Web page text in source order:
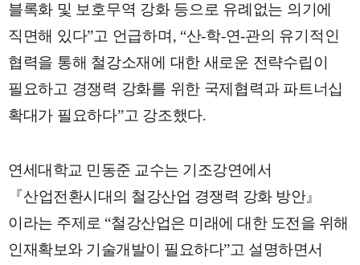
블록화 및 보호무역 강화 등으로 유례없는 의기에
직면해 있다”고 언급하며 , “산-학-연-관의 유기적인
협력을 통해 철강소재에 대한 새로운 전략수립이
필요하고 경쟁력 강화를 위한 국제협력과 파트너십
확대가 필요하다”고 강조했다.
연세대학교 민동준 교수는 기조강연에서
『산업전환시대의 철강산업 경쟁력 강화 방안 』
이라는 주제로 “철강산업은 미래에 대한 도전을 위해
인재확보와 기술개발이 필요하다”고 설명하면서